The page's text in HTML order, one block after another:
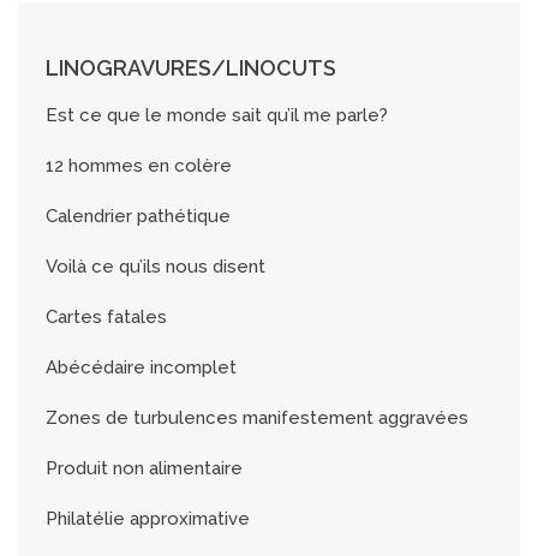
LINOGRAVURES/LINOCUTS
Est ce que le monde sait qu’il me parle?
12 hommes en colère
Calendrier pathétique
Voilà ce qu’ils nous disent
Cartes fatales
Abécédaire incomplet
Zones de turbulences manifestement aggravées
Produit non alimentaire
Philatélie approximative